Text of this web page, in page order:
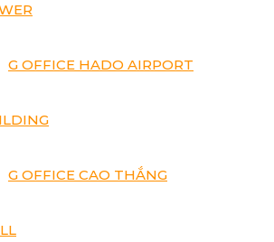
G OFFICE HADO AIRPORT
G OFFICE CAO THẮNG